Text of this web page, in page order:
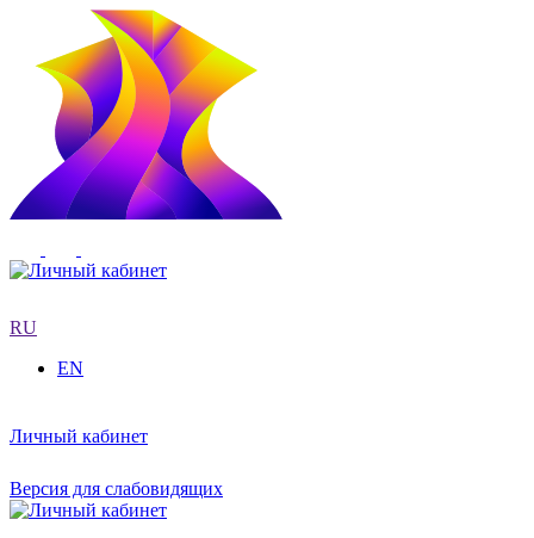
RU
EN
Личный кабинет
Версия для слабовидящих